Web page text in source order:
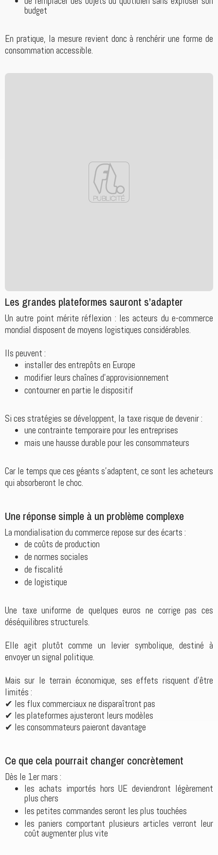
budget
En pratique, la mesure revient donc à renchérir une forme de
consommation accessible.
Les grandes plateformes sauront s’adapter
Un autre point mérite réflexion : les acteurs du e-commerce
mondial disposent de moyens logistiques considérables.
Ils peuvent :
installer des entrepôts en Europe
modifier leurs chaînes d’approvisionnement
contourner en partie le dispositif
Si ces stratégies se développent, la taxe risque de devenir :
une contrainte temporaire pour les entreprises
mais une hausse durable pour les consommateurs
Car le temps que ces géants s’adaptent, ce sont les acheteurs
qui absorberont le choc.
Une réponse simple à un problème complexe
La mondialisation du commerce repose sur des écarts :
de coûts de production
de normes sociales
de fiscalité
de logistique
Une taxe uniforme de quelques euros ne corrige pas ces
déséquilibres structurels.
Elle agit plutôt comme un levier symbolique, destiné à
envoyer un signal politique.
Mais sur le terrain économique, ses effets risquent d’être
limités :
✔ les flux commerciaux ne disparaîtront pas
✔ les plateformes ajusteront leurs modèles
✔ les consommateurs paieront davantage
Ce que cela pourrait changer concrètement
Dès le 1er mars :
les achats importés hors UE deviendront légèrement
plus chers
les petites commandes seront les plus touchées
les paniers comportant plusieurs articles verront leur
coût augmenter plus vite